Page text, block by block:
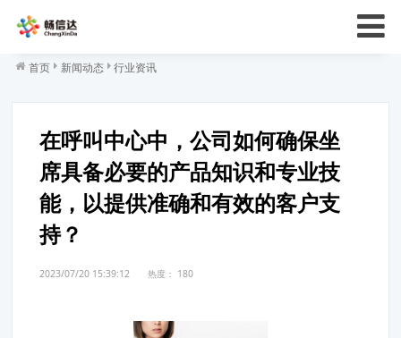
首页 新闻动态 行业资讯
在呼叫中心中，公司如何确保坐
席具备必要的产品知识和专业技
能，以提供准确和有效的客户支
持？
2023/07/20 15:39:12 热度： 180